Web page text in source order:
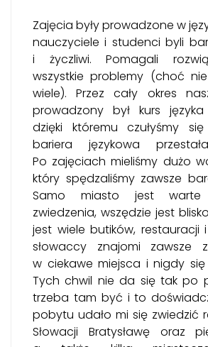
Zajęcia były prowadzone w
nauczyciele i studenci byli
i życzliwi. Pomagali
wszystkie problemy (choć
wiele). Przez cały okres
prowadzony był kurs języka
dzięki któremu czułyśmy
bariera językowa
Po zajęciach mieliśmy dużo
który spędzaliśmy zawsze
Samo miasto jest warte
zwiedzenia, wszędzie jest
jest wiele butików, restauracji
słowaccy znajomi zawsze
w ciekawe miejsca i nigdy się
Tych chwil nie da się tak po
trzeba tam być i to
pobytu udało mi się zwiedzić
Słowacji Bratysławę oraz